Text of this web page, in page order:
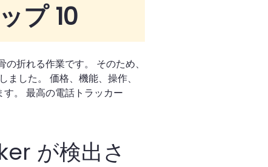
プ 10
折れる作業です。 そのため、
した。 価格、機能、操作、
。 最高の電話トラッカー
が検出さ